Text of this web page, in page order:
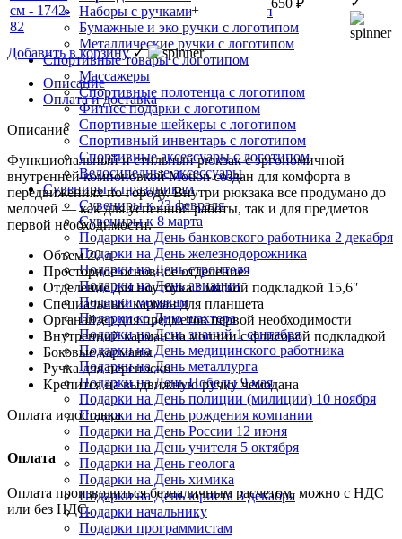
Наборы с ручками под логотип
Бумажные и эко ручки с логотипом
Металлические ручки с логотипом
Спортивные товары с логотипом
Массажеры
Спортивные полотенца с логотипом
Фитнес подарки с логотипом
Спортивные шейкеры с логотипом
Спортивный инвентарь с логотипом
Спортивные аксессуары с логотипом
Велосипедные аксессуары
Сувениры к праздникам
Сувениры к 23 февраля
Сувениры к 8 марта
Подарки на День банковского работника 2 декабря
Подарки на День железнодорожника
Подарки на День строителя
Подарки на День авиации
Подарки морякам
Подарки ко Дню шахтера
Подарки на День знаний 1 сентября
Подарки на День медицинского работника
Подарки на День металлурга
Подарки на День Победы 9 мая
Подарки на День полиции (милиции) 10 ноября
Подарки на День рождения компании
Подарки на День России 12 июня
Подарки на День учителя 5 октября
Подарки на День геолога
Подарки на День химика
Подарки на День юриста 3 декабря
Подарки начальнику
Подарки программистам
+
Добавить в корзину ✓
Описание
Оплата и доставка
Описание
Функциональный и стильный рюкзак с эргономичной
внутренней компоновкой Motion создан для комфорта в
передвижениях по городу. Внутри рюкзака все продумано до
мелочей — как для успешной работы, так и для предметов
первой необходимости.
Объем 20 л
Просторное основное отделение
Отделение для ноутбука с мягкой подкладкой 15,6″
Специальный карман для планшета
Органайзер для предметов первой необходимости
Внутренний карман на молнии с флисовой подкладкой
Боковые карманы
Ручка для переноски
Крепится на выдвижную ручку чемодана
Оплата и доставка
Оплата
Оплата производиться безналичным расчетом, можно с НДС
или без НДС.